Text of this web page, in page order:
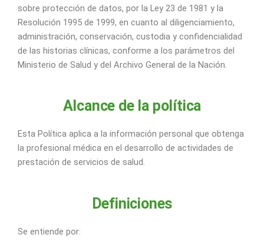
sobre protección de datos, por la Ley 23 de 1981 y la
Resolución 1995 de 1999, en cuanto al diligenciamiento,
administración, conservación, custodia y confidencialidad
de las historias clínicas, conforme a los parámetros del
Ministerio de Salud y del Archivo General de la Nación.
Alcance de la política
Esta Política aplica a la información personal que obtenga
la profesional médica en el desarrollo de actividades de
prestación de servicios de salud.
Definiciones
Se entiende por: